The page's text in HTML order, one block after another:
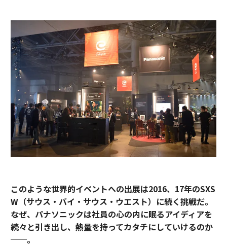
このような世界的イベントへの出展は2016、17年のSXS
W（サウス・バイ・サウス・ウエスト）に続く挑戦だ。
なぜ、パナソニックは社員の心の内に眠るアイディアを
続々と引き出し、熱量を持ってカタチにしていけるのか
──。